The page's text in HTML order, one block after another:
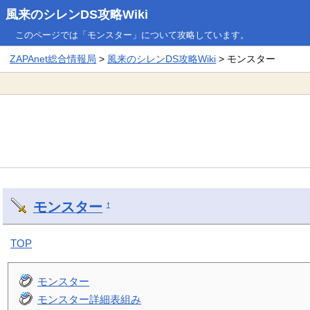
風来のシレンDS攻略Wiki
このページでは「モンスター」について攻略しています。
ZAPAnet総合情報局 > 風来のシレンDS攻略Wiki > モンスター
モンスター †
TOP
モンスター
モンスター詳細表組み